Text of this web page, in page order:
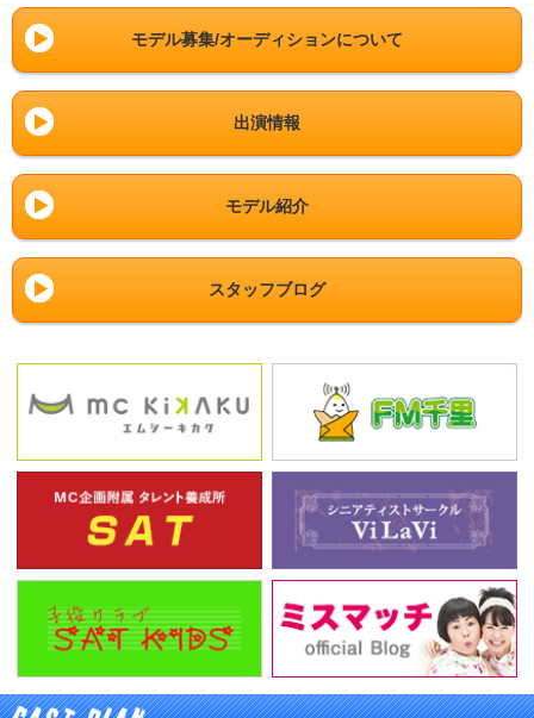
モデル募集/オーディションについて
出演情報
モデル紹介
スタッフブログ